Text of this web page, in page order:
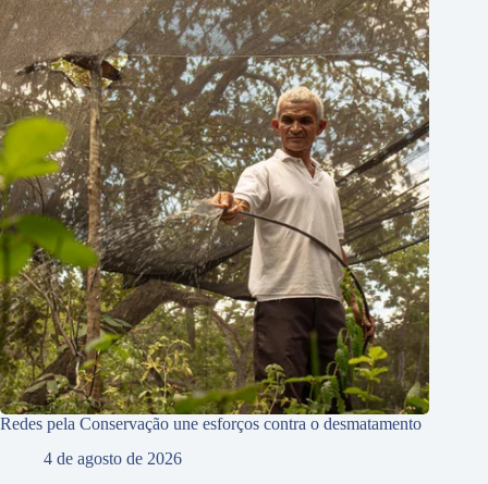
Redes pela Conservação une esforços contra o desmatamento
4 de agosto de 2026